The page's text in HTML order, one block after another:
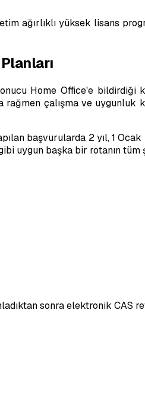
ağırlıklı yüksek lisans
Home Office'e
çalışma ve uygunluk
başvurularda 2 yıl, 1
uygun başka bir rotanın tüm
sonra elektronik CAS